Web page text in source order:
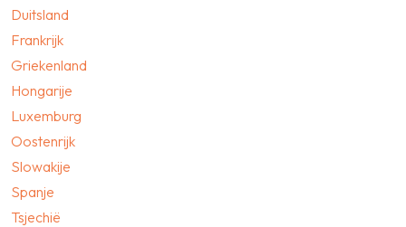
Duitsland
Frankrijk
Griekenland
Hongarije
Luxemburg
Oostenrijk
Slowakije
Spanje
Tsjechië